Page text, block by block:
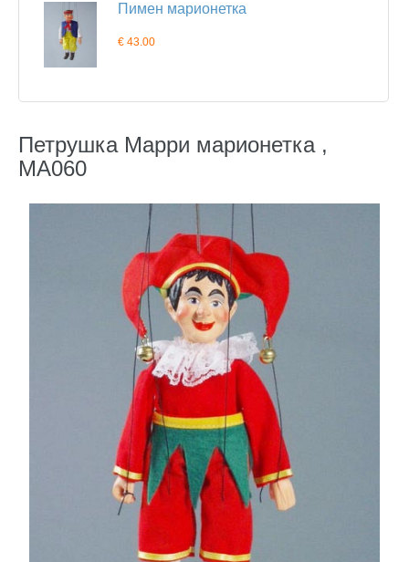
Пимен марионетка
€ 43.00
Петрушка Марри марионетка ,
MA060